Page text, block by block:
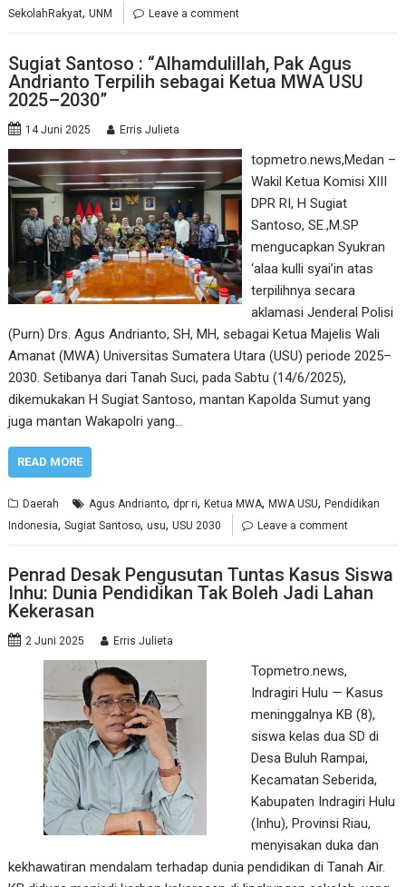
SekolahRakyat,UNM Leave a comment
Sugiat Santoso : “Alhamdulillah, Pak Agus
Andrianto Terpilih sebagai Ketua MWA USU
2025–2030”
14 Juni 2025 Erris Julieta
topmetro.news,Medan –
Wakil Ketua Komisi XIII
DPR RI, H Sugiat
Santoso, SE.,M.SP
mengucapkan Syukran
‘alaa kulli syai’in atas
terpilihnya secara
aklamasi Jenderal Polisi
(Purn) Drs. Agus Andrianto, SH, MH, sebagai Ketua Majelis Wali
Amanat (MWA) Universitas Sumatera Utara (USU) periode 2025–
2030. Setibanya dari Tanah Suci, pada Sabtu (14/6/2025),
dikemukakan H Sugiat Santoso, mantan Kapolda Sumut yang
juga mantan Wakapolri yang…
READ MORE
Daerah Agus Andrianto, dpr ri,Ketua MWA,MWA USU,Pendidikan
Indonesia,Sugiat Santoso,usu,USU 2030 Leave a comment
Penrad Desak Pengusutan Tuntas Kasus Siswa
Inhu: Dunia Pendidikan Tak Boleh Jadi Lahan
Kekerasan
2 Juni 2025 Erris Julieta
Topmetro.news,
Indragiri Hulu — Kasus
meninggalnya KB (8),
siswa kelas dua SD di
Desa Buluh Rampai,
Kecamatan Seberida,
Kabupaten Indragiri Hulu
(Inhu), Provinsi Riau,
menyisakan duka dan
kekhawatiran mendalam terhadap dunia pendidikan di Tanah Air.